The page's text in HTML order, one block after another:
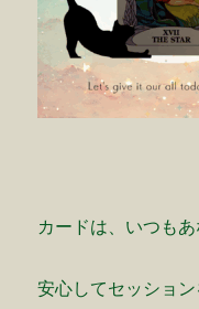
カードは、いつもあ
安心してセッション